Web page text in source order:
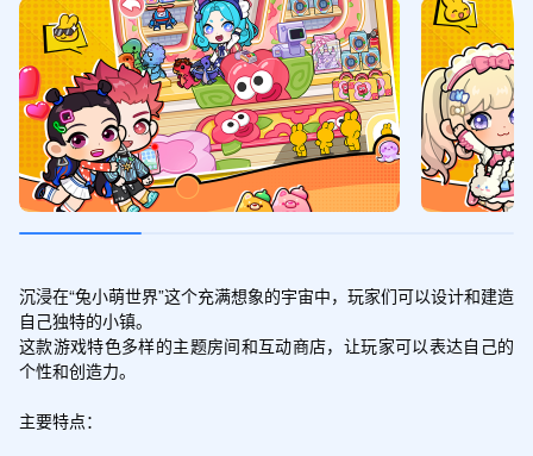
沉浸在“兔小萌世界”这个充满想象的宇宙中，玩家们可以设计和建造
自己独特的小镇。
这款游戏特色多样的主题房间和互动商店，让玩家可以表达自己的
个性和创造力。
主要特点：